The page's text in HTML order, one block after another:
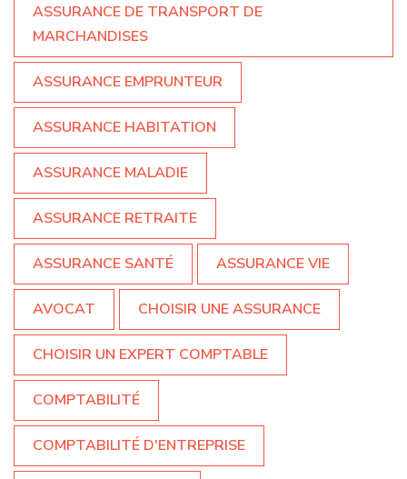
ASSURANCE DE TRANSPORT DE
MARCHANDISES
ASSURANCE EMPRUNTEUR
ASSURANCE HABITATION
ASSURANCE MALADIE
ASSURANCE RETRAITE
ASSURANCE SANTÉ ASSURANCE VIE
AVOCAT CHOISIR UNE ASSURANCE
CHOISIR UN EXPERT COMPTABLE
COMPTABILITÉ
COMPTABILITÉ D'ENTREPRISE